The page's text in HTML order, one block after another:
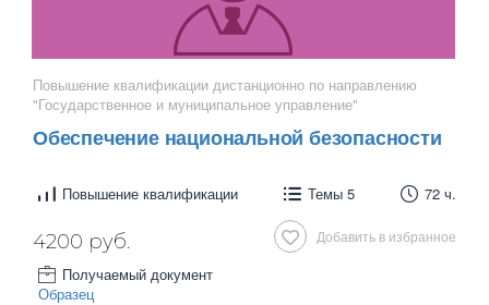
Повышение квалификации дистанционно по направлению
"Государственное и муниципальное управление"
Обеспечение национальной безопасности
Повышение квалификации Темы 5 72 ч.
Добавить в избранное
4200 руб.
Получаемый документ
Образец